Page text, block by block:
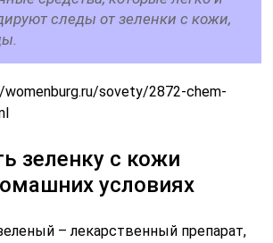
следы от зеленки с кожи,
sovety/2872-chem-
зеленку с кожи
условиях
– лекарственный препарат,